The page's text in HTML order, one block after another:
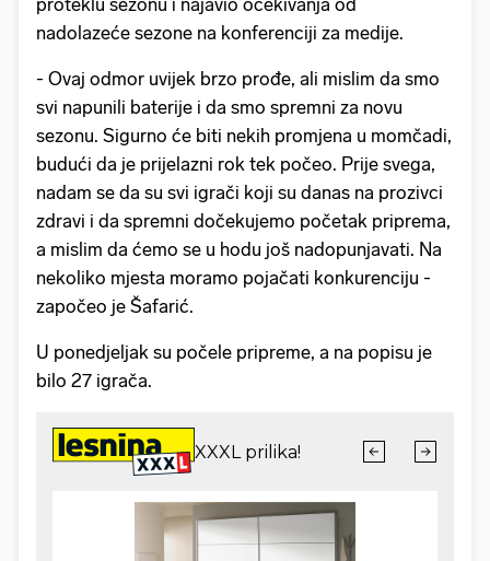
nadolazeće sezone na konferenciji za medije.
- Ovaj odmor uvijek brzo prođe, ali mislim da smo
svi napunili baterije i da smo spremni za novu
sezonu. Sigurno će biti nekih promjena u momčadi,
budući da je prijelazni rok tek počeo. Prije svega,
nadam se da su svi igrači koji su danas na prozivci
zdravi i da spremni dočekujemo početak priprema,
a mislim da ćemo se u hodu još nadopunjavati. Na
nekoliko mjesta moramo pojačati konkurenciju -
započeo je Šafarić.
U ponedjeljak su počele pripreme, a na popisu je
bilo 27 igrača.